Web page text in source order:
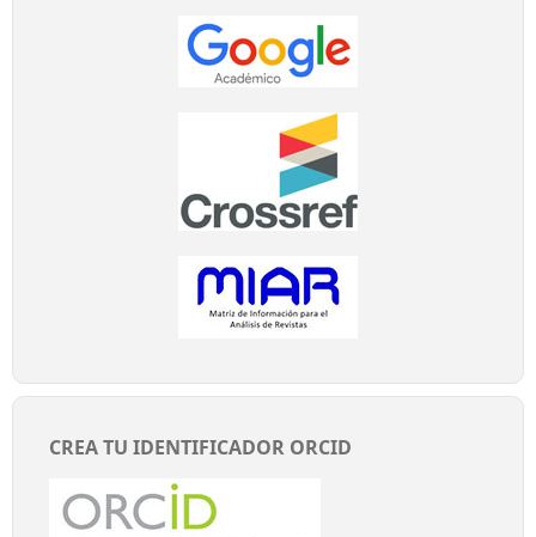
CREA TU IDENTIFICADOR ORCID